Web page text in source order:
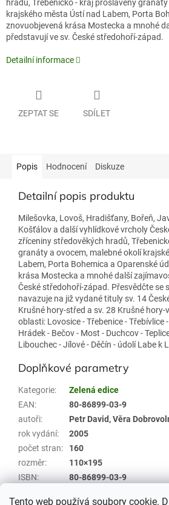
Tento web používá soubory cookie.
hradů, Třebenicko - kraj proslavený
krajského města Ústí nad Labem, Porta
znovuobjevená krása Mostecka a mnohé
představují ve sv. České středohoří-západ.
Detailní informace
ZEPTAT SE SDÍLET
Popis Hodnocení Diskuze
Detailní popis produktu
Milešovka, Lovoš, Hradišťany, Bořeň,
Košťálov a další vyhlídkové vrcholy
zříceniny středověkých hradů,
granáty a ovocem, malebné okolí
Labem, Porta Bohemica a Oparenské
krása Mostecka a mnohé další
České středohoří-západ. Přesvědčte se
navazuje na již vydané tituly sv. 14
Krušné hory-střed a sv. 28 Krušné hory-
oblasti: Lovosice - Třebenice - Třebívlice
Hrádek - Bečov - Most - Duchcov -
Libouchec - Jílové - Děčín - údolí Labe k
Doplňkové parametry
Kategorie:
Zelená edice
EAN:
80-86899-03-9
autoři:
Petr David, Věra
rok vydání:
2005
počet stran:
160
rozměr:
110×195
ISBN:
80-86899-03-9